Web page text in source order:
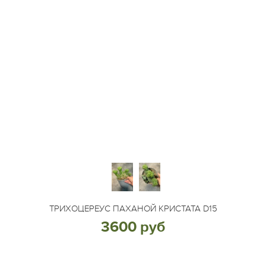
ТРИХОЦЕРЕУС ПАХАНОЙ КРИСТАТА D15
3600 руб